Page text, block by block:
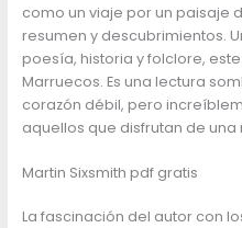
como un viaje por un paisaje
resumen y descubrimientos.
poesía, historia y folclore,
Marruecos. Es una lectura
corazón débil, pero
aquellos que disfrutan de
Martin Sixsmith pdf gratis
La fascinación del autor con